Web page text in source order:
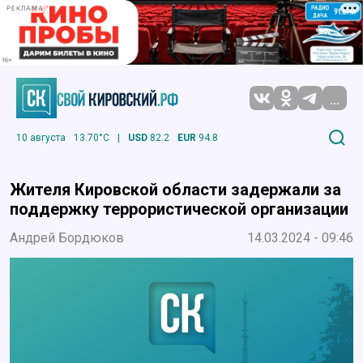
РЕКЛАМА
...
10 августа 13.70°C | USD 82.2 EUR 94.8
Жителя Кировской области задержали за
поддержку террористической организации
Андрей Бордюков 14.03.2024 - 09:46